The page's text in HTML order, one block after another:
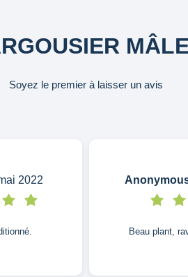
Soyez le premier à laisser un avis
2022
Beau plant,